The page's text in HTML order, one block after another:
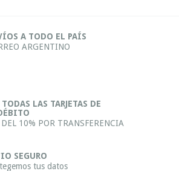
A TODO EL PAÍS
ARGENTINO
LAS TARJETAS DE
10% POR TRANSFERENCIA
SEGURO
tus datos